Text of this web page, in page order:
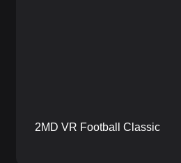
2MD VR Football Classic